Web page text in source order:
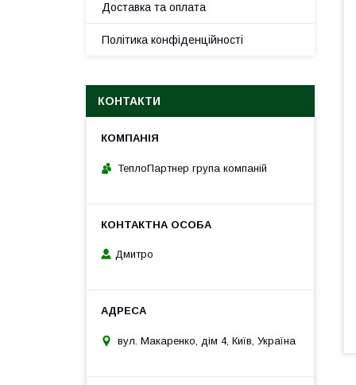
Доставка та оплата
Політика конфіденційності
КОНТАКТИ
ТеплоПартнер група компаній
Дмитро
вул. Макаренко, дім 4, Київ, Україна